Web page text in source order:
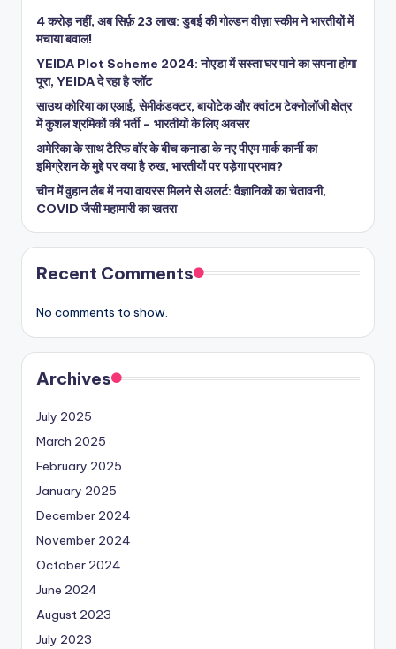
4 करोड़ नहीं, अब सिर्फ़ 23 लाख: डुबई की गोल्डन वीज़ा स्कीम ने भारतीयों में
मचाया बवाल!
YEIDA Plot Scheme 2024: नोएडा में सस्ता घर पाने का सपना होगा
पूरा, YEIDA दे रहा है प्लॉट
साउथ कोरिया का एआई, सेमीकंडक्टर, बायोटेक और क्वांटम टेक्नोलॉजी क्षेत्र
में कुशल श्रमिकों की भर्ती – भारतीयों के लिए अवसर
अमेरिका के साथ टैरिफ वॉर के बीच कनाडा के नए पीएम मार्क कार्नी का
इमिग्रेशन के मुद्दे पर क्या है रुख, भारतीयों पर पड़ेगा प्रभाव?
चीन में वुहान लैब में नया वायरस मिलने से अलर्ट: वैज्ञानिकों का चेतावनी,
COVID जैसी महामारी का खतरा
Recent Comments
No comments to show.
Archives
July 2025
March 2025
February 2025
January 2025
December 2024
November 2024
October 2024
June 2024
August 2023
July 2023